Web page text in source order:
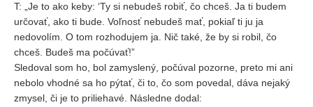
T: „Je to ako keby: ‘Ty si nebudeš robiť, čo chceš. Ja ti budem
určovať, ako ti bude. Voľnosť nebudeš mať, pokiaľ ti ju ja
nedovolím. O tom rozhodujem ja. Nič také, že by si robil, čo
chceš. Budeš ma počúvať!”
Sledoval som ho, bol zamyslený, počúval pozorne, preto mi ani
nebolo vhodné sa ho pýtať, či to, čo som povedal, dáva nejaký
zmysel, či je to priliehavé. Následne dodal: